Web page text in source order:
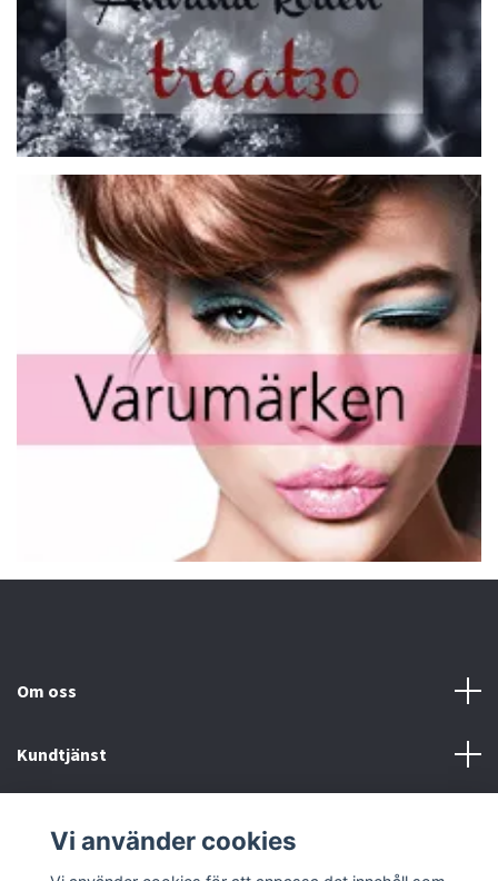
Om oss
Kundtjänst
Vi använder cookies